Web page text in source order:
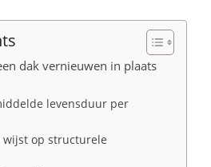
dak vernieuwen in plaats
levensduur per
wijst op structurele